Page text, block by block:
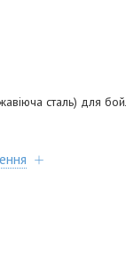
сталь) для